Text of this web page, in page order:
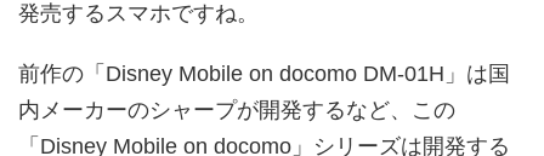
発売するスマホですね。
前作の「Disney Mobile on docomo DM-01H」は国
内メーカーのシャープが開発するなど、この
「Disney Mobile on docomo」シリーズは開発する